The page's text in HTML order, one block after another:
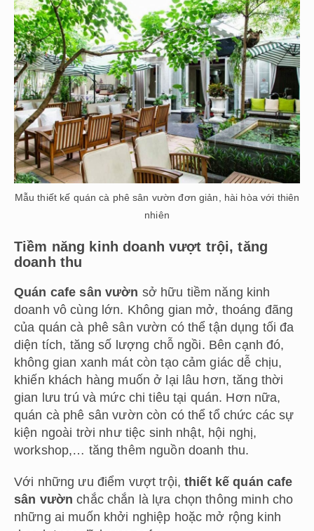
Mẫu thiết kế quán cà phê sân vườn đơn giản, hài hòa với thiên
nhiên
Tiềm năng kinh doanh vượt trội, tăng
doanh thu
Quán cafe sân vườn sở hữu tiềm năng kinh
doanh vô cùng lớn. Không gian mở, thoáng đãng
của quán cà phê sân vườn có thể tận dụng tối đa
diện tích, tăng số lượng chỗ ngồi. Bên cạnh đó,
không gian xanh mát còn tạo cảm giác dễ chịu,
khiến khách hàng muốn ở lại lâu hơn, tăng thời
gian lưu trú và mức chi tiêu tại quán. Hơn nữa,
quán cà phê sân vườn còn có thể tổ chức các sự
kiện ngoài trời như tiệc sinh nhật, hội nghị,
workshop,… tăng thêm nguồn doanh thu.
Với những ưu điểm vượt trội,thiết kế quán cafe
sân vườn chắc chắn là lựa chọn thông minh cho
những ai muốn khởi nghiệp hoặc mở rộng kinh